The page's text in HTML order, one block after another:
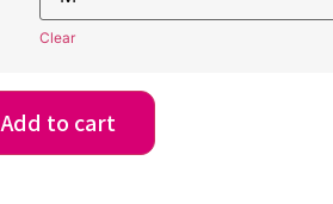
Clear
Add to cart